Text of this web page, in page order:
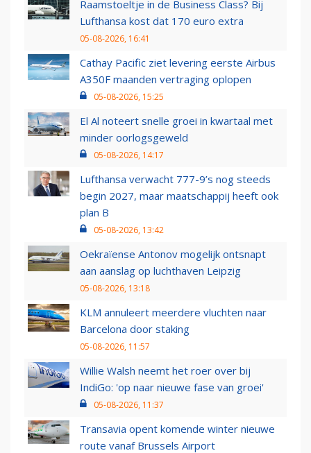
Raamstoeltje in de Business Class? Bij
Lufthansa kost dat 170 euro extra
05-08-2026, 16:41
Cathay Pacific ziet levering eerste Airbus
A350F maanden vertraging oplopen
05-08-2026, 15:25
El Al noteert snelle groei in kwartaal met
minder oorlogsgeweld
05-08-2026, 14:17
Lufthansa verwacht 777-9’s nog steeds
begin 2027, maar maatschappij heeft ook
plan B
05-08-2026, 13:42
Oekraïense Antonov mogelijk ontsnapt
aan aanslag op luchthaven Leipzig
05-08-2026, 13:18
KLM annuleert meerdere vluchten naar
Barcelona door staking
05-08-2026, 11:57
Willie Walsh neemt het roer over bij
IndiGo: 'op naar nieuwe fase van groei'
05-08-2026, 11:37
Transavia opent komende winter nieuwe
route vanaf Brussels Airport